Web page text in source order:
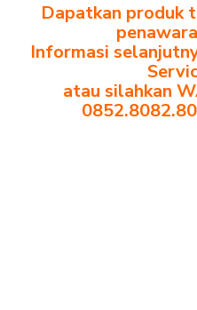
Dapatkan produk
Informasi
atau silahkan